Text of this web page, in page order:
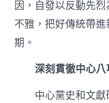
因，自發以反動先
不雅，把好傳統帶
期。
深刻貫徹中心
中心黨史和文